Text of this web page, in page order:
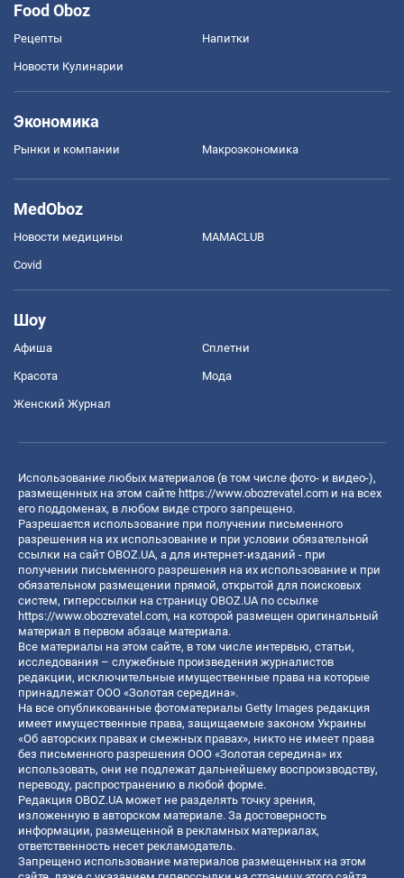
Food Oboz
Рецепты Напитки
Новости Кулинарии
Экономика
Рынки и компании Mакроэкономика
MedOboz
Новости медицины MAMACLUB
Covid
Шоу
Афиша Сплетни
Красота Мода
Женский Журнал
Использование любых материалов (в том числе фото- и видео-),
размещенных на этом сайте https://www.obozrevatel.com и на всех
его поддоменах, в любом виде строго запрещено.
Разрешается использование при получении письменного
разрешения на их использование и при условии обязательной
ссылки на сайт OBOZ.UA, а для интернет-изданий - при
получении письменного разрешения на их использование и при
обязательном размещении прямой, открытой для поисковых
систем, гиперссылки на страницу OBOZ.UA по ссылке
https://www.obozrevatel.com, на которой размещен оригинальный
материал в первом абзаце материала.
Все материалы на этом сайте, в том числе интервью, статьи,
исследования – служебные произведения журналистов
редакции, исключительные имущественные права на которые
принадлежат ООО «Золотая середина».
На все опубликованные фотоматериалы Getty Images редакция
имеет имущественные права, защищаемые законом Украины
«Об авторских правах и смежных правах», никто не имеет права
без письменного разрешения ООО «Золотая середина» их
использовать, они не подлежат дальнейшему воспроизводству,
переводу, распространению в любой форме.
Редакция OBOZ.UA может не разделять точку зрения,
изложенную в авторском материале. За достоверность
информации, размещенной в рекламных материалах,
ответственность несет рекламодатель.
Запрещено использование материалов размещенных на этом